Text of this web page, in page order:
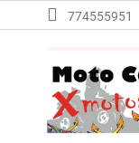
na
774555951